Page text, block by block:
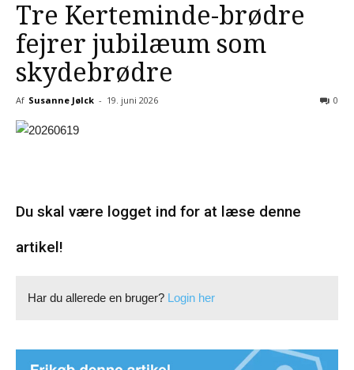
Tre Kerteminde-brødre
fejrer jubilæum som
skydebrødre
Af Susanne Jølck - 19. juni 2026 0
Du skal være logget ind for at læse denne
artikel!
Har du allerede en bruger? Login her